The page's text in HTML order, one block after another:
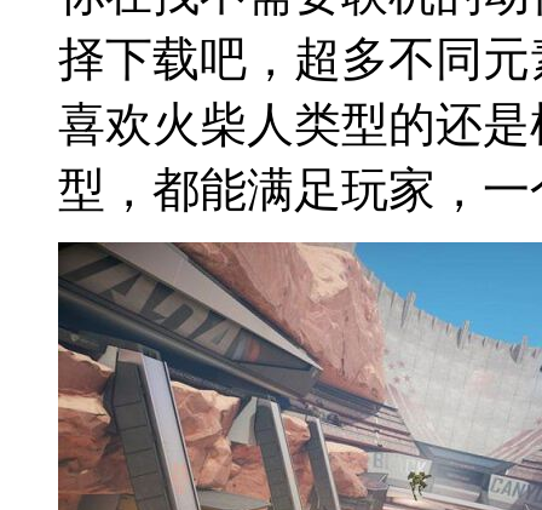
择下载吧，超多不同
喜欢火柴人类型的还
型，都能满足玩家，